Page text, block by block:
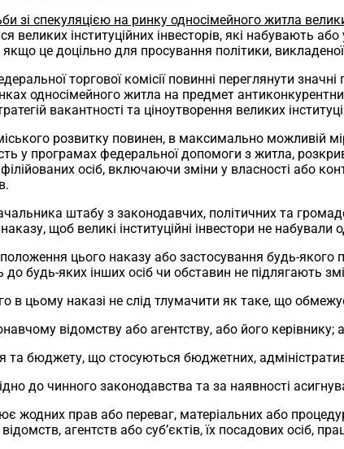
зі спекуляцією на ринку односімейного житла
великих інституційних інвесторів, які набувають
це доцільно для просування політики,
торгової комісії повинні переглянути
односімейного житла на предмет
вакантності та ціноутворення великих
розвитку повинен, в максимально можливій
у програмах федеральної допомоги з житла,
осіб, включаючи зміни у власності або
штабу з законодавчих, політичних та
щоб великі інституційні інвестори не
цього наказу або застосування будь-
будь-яких інших осіб чи обставин не підлягають
в цьому наказі не слід тлумачити як таке, що
відомству або агентству, або його керівнику;
та бюджету, що стосуються бюджетних,
до чинного законодавства та за наявності
жодних прав або переваг, матеріальних або
агентств або суб’єктів, їх посадових осіб,